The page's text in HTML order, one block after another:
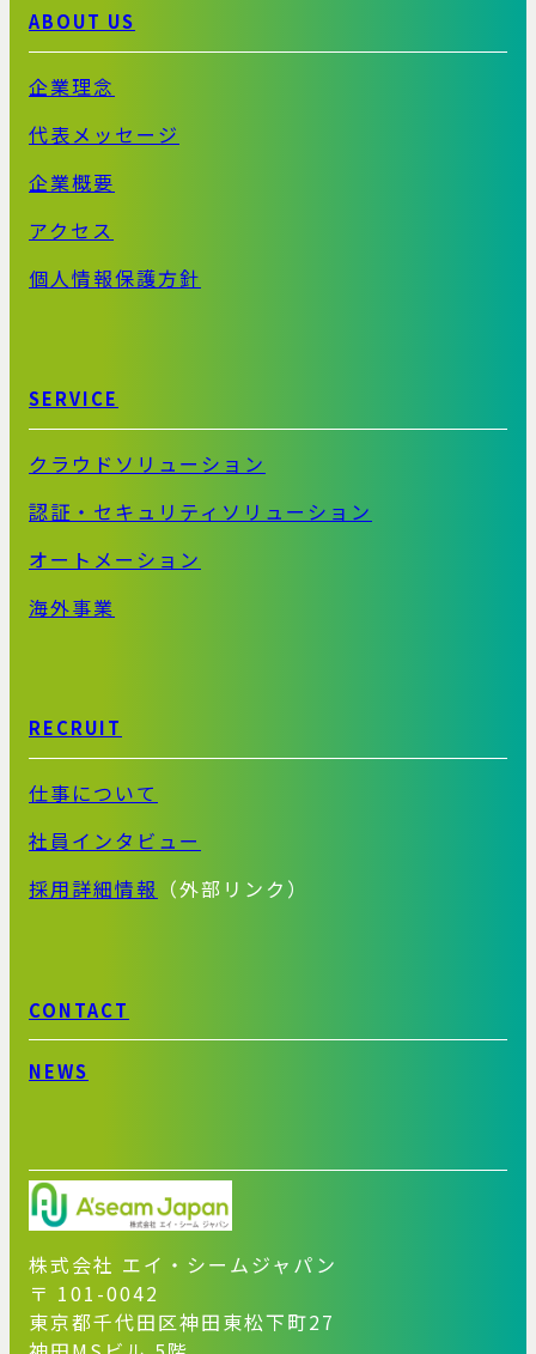
ABOUT US
企業理念
代表メッセージ
企業概要
アクセス
個人情報保護方針
SERVICE
クラウドソリューション
認証・セキュリティソリューション
オートメーション
海外事業
RECRUIT
仕事について
社員インタビュー
採用詳細情報 （外部リンク）
CONTACT
NEWS
株式会社 エイ・シームジャパン
〒 101-0042
東京都千代田区神田東松下町27